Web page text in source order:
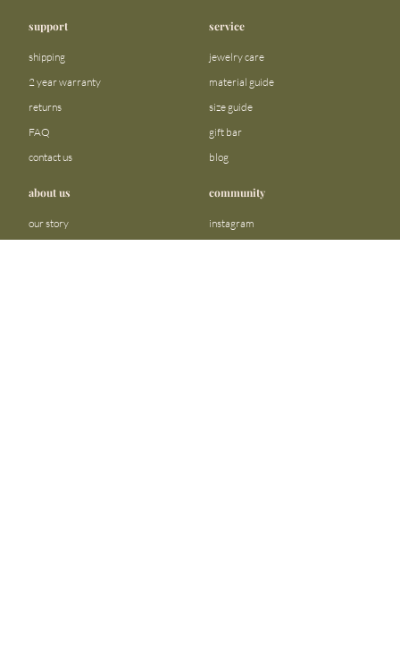
support
shipping
2 year warranty
returns
FAQ
contact us
service
jewelry care
material guide
size guide
gift bar
blog
about us
our story
community
instagram